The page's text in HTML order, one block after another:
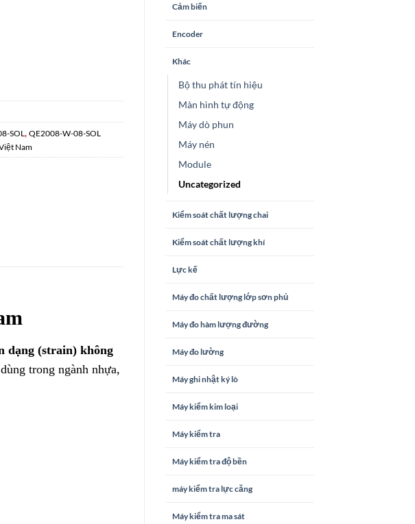
Cảm biến
Encoder
Khác
Bộ thu phát tín hiệu
Màn hình tự động
Máy dò phun
Máy nén
Module
Uncategorized
Kiểm soát chất lượng chai
Kiểm soát chất lượng khí
Lực kế
Máy đo chất lượng lớp sơn phủ
Máy đo hàm lượng đường
Máy đo lường
Máy ghi nhật ký lò
Máy kiểm kim loại
Máy kiểm tra
Máy kiểm tra độ bền
máy kiểm tra lực căng
Máy kiểm tra ma sát
SOL , QE2008-W-08-SOL
Nam
dạng (strain) không
trong ngành nhựa,